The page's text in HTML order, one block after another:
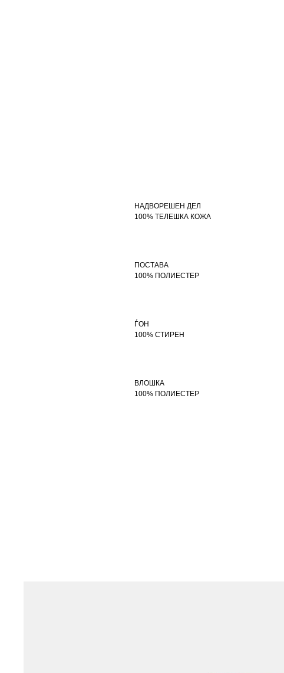
НАДВОРЕШЕН ДЕЛ
100% ТЕЛЕШКА КОЖА
ПОСТАВА
100% ПОЛИЕСТЕР
ЃОН
100% СТИРЕН
ВЛОШКА
100% ПОЛИЕСТЕР